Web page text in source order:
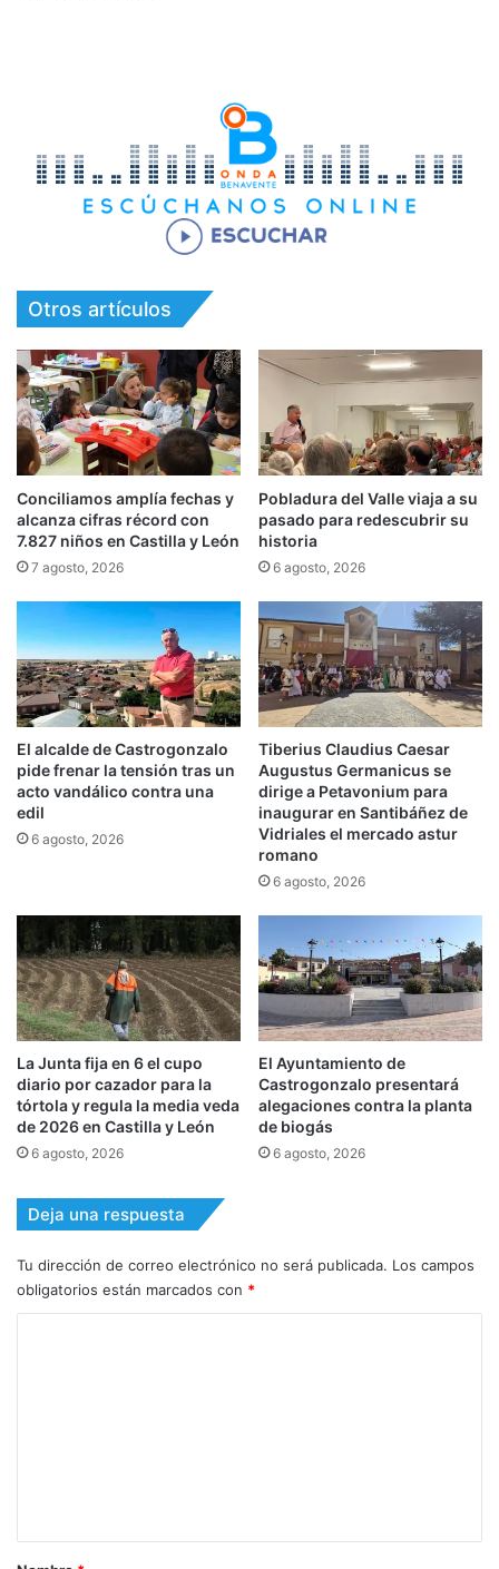
Otros artículos
Conciliamos amplía fechas y
alcanza cifras récord con
7.827 niños en Castilla y León
7 agosto, 2026
Pobladura del Valle viaja a su
pasado para redescubrir su
historia
6 agosto, 2026
El alcalde de Castrogonzalo
pide frenar la tensión tras un
acto vandálico contra una
edil
6 agosto, 2026
Tiberius Claudius Caesar
Augustus Germanicus se
dirige a Petavonium para
inaugurar en Santibáñez de
Vidriales el mercado astur
romano
6 agosto, 2026
La Junta fija en 6 el cupo
diario por cazador para la
tórtola y regula la media veda
de 2026 en Castilla y León
6 agosto, 2026
El Ayuntamiento de
Castrogonzalo presentará
alegaciones contra la planta
de biogás
6 agosto, 2026
Deja una respuesta
Tu dirección de correo electrónico no será publicada. Los campos
obligatorios están marcados con *
r